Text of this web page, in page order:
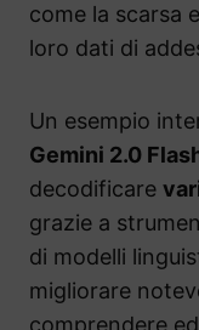
come la scarsa
loro dati di
Un esempio
Gemini 2.0
decodificare
grazie a
di modelli
migliorare